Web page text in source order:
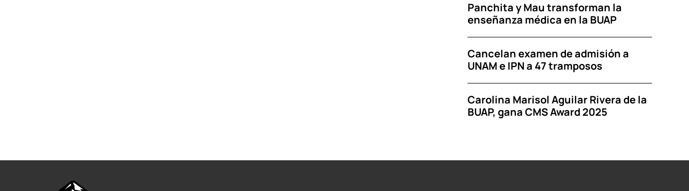
Panchita y Mau transforman la
enseñanza médica en la BUAP
Cancelan examen de admisión a
UNAM e IPN a 47 tramposos
Carolina Marisol Aguilar Rivera de la
BUAP, gana CMS Award 2025